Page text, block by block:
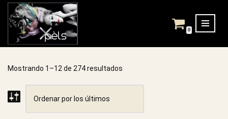
Saltar
0
Mostrando 1–12 de 274 resultados